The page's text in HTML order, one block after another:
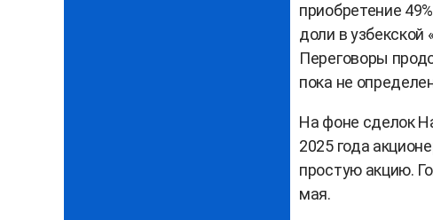
приобретение
доли в узбекской
Переговоры
пока не
На фоне сделок
2025 года
простую акцию.
мая.